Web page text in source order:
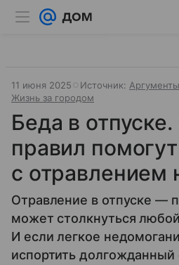
11 июня 2025 Источник:
Жизнь за городом
Беда в
правил
с отравлением
Отравление в отпуске —
может столкнуться
И если легкое
испортить долгожданный